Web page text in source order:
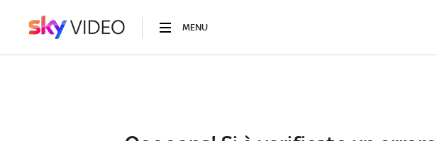
MENU